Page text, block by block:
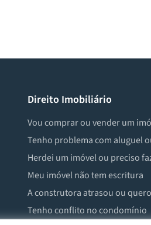
Direito Imobiliário
Vou comprar ou vender um
Tenho problema com aluguel
Herdei um imóvel ou preciso
Meu imóvel não tem escritura
A construtora atrasou ou
Tenho conflito no condomínio